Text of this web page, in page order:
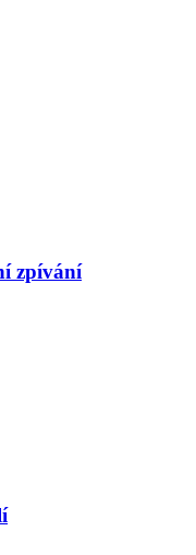
zpívání